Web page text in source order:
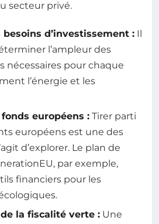
secteur privé.
d’investissement : Il
l’ampleur des
nécessaires pour chaque
l’énergie et les
européens : Tirer parti
européens est une des
d’explorer. Le plan de
par exemple,
financiers pour les
la fiscalité verte : Une